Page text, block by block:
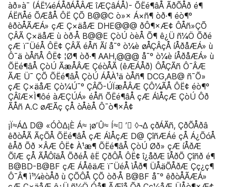
àð»à¯ (ÁË¼éÁÅðÁÅÂÆ îÆÇâÁÅ)- ÕËé¶âÅ ÃðÕÅð é¶
ÁËñÅé ÕÆåÅ ÔË ÇÕ B@@C ò»× Á×ñ¶ òð·¶ éò¶º
êðòÅÃÆÁ» çÆ Ç×äåÆ DHE@@@ ðÔ¶×Æ¢ ÔÅñ»ÇÕ
ÇÂÃ Ç×äåÆ ù òð·Å B@@E ÇòÚ òèÅ Õ¶ ê¿Ü ñ¼Ö Õðé
çÆ ï¯ÜéÅ ÔË¢ ÇÂÃ éÅñ Ãí å¯º ò¼è øÅÇÂçÅ íÅðåÆÁ» ù
Ô¯ä òÅñÅ ÔË¢ ¦Ø¶ òð·¶ AAH,@@@ å¯º ò¼è íÅðåÆÁ» ù
ÕËé¶âÅ ÇòÚ ÃæÅÂÆ ÇéòÅÃ (êÆÁÅð) ÔÅÇÃñ Ô¯ÂÆ
ÃÆ Ü¯ ÇÕ ÕËé¶âÅ ÇòÚ ÁÅÀ¹ä òÅñ¶ DCG,AB@ ñ¯Õ»
çÆ Ç×äåÆ Çò¼Ú¯º ÇÂÕ-ÚÏæÅÂÆ ÇÔ¼ÃÅ ÔË¢ éò¶º
ÇÂîÆ×Ì¶ôé àÆÇÚÁ» éÅñ ÕËé¶âÅ çÆ ÁìÅçÆ ÇòÚ Ôð
ÃÅñ A.C øÆÃç çÅ òÅèÅ Ô¯ò¶×Å¢
¡Ï≈Á∆ D@ «ÓÒ∆¡È Á≈ ¡ø’Û≈ Í≈ ’ ◊¬∆ çðÁÃñ, ÇðÕÅðâ
êðòÅÃ ÃçÕÅ ÕËé¶âÅ çÆ ÁìÅçÆ D@ ÇîñÆÁé çÅ Á¿ÕóÅ
êÅð Õð ×ÂÆ ÔË¢ À¹æ¶ ÕËé¶âÅ ÇòÚ Øð» çÆ íÅðÆ
ÕîÆ çÅ ÃÅÔîäÅ ÕðéÅ êË ÇðÔÅ ÔË¢ î¿åðÆ îÅðÕ Çîñð é¶
B@BD-B@BF çÆ ÁÅêäÆ ï¯ÜéÅ ìÅð¶ ÜÅäÕÅðÆ Çç¿ç¶
Ô¯Â¶ ì¹¼èòÅð ù ÇÕÔÅ ÇÕ òð·Å B@BF å¯º êðòÅÃÆÁ»